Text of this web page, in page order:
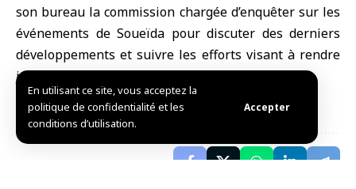
En utilisant ce site, vous acceptez la
politique de confidentialité et les
conditions d’utilisation.
Accepter
son bureau la commission chargée d’enquêter sur les
événements de Soueïda pour discuter des derniers
développements et suivre les efforts visant à rendre
justice aux ayants droit.
Adnan / A.Ch.